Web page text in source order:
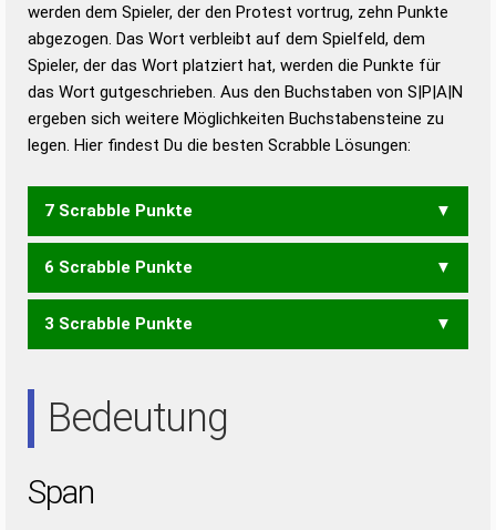
Duden – Standardwerk in 12 Bänden
Duden – Richtiges und gutes
Deutsch
Duden – Die deutsche Grammatik
Duden – Deutsches
Universalwörterbuch
werden dem Spieler, der den Protest vortrug, zehn Punkte
abgezogen. Das Wort verbleibt auf dem Spielfeld, dem
Spieler, der das Wort platziert hat, werden die Punkte für
das Wort gutgeschrieben. Aus den Buchstaben von S|P|A|N
ergeben sich weitere Möglichkeiten Buchstabensteine zu
legen. Hier findest Du die besten Scrabble Lösungen:
7 Scrabble Punkte
PANS
6 Scrabble Punkte
PAS
3 Scrabble Punkte
Bedeutung
Span